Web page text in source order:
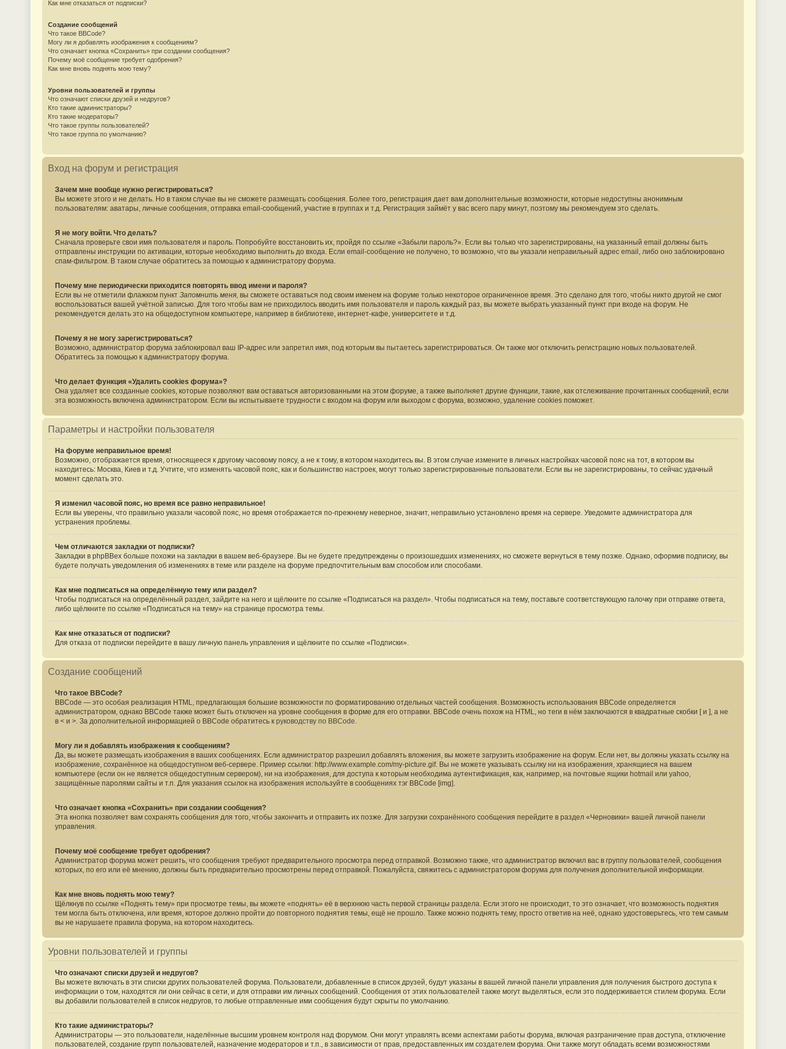
Как мне отказаться от подписки?
Создание сообщений
Что такое BBCode?
Могу ли я добавлять изображения к сообщениям?
Что означает кнопка «Сохранить» при создании сообщения?
Почему моё сообщение требует одобрения?
Как мне вновь поднять мою тему?
Уровни пользователей и группы
Что означают списки друзей и недругов?
Кто такие администраторы?
Кто такие модераторы?
Что такое группы пользователей?
Что такое группа по умолчанию?
Вход на форум и регистрация
Зачем мне вообще нужно регистрироваться?
Вы можете этого и не делать. Но в таком случае вы не сможете размещать сообщения. Более того, регистрация дает вам дополнительные возможности, которые недоступны анонимным
пользователям: аватары, личные сообщения, отправка email-сообщений, участие в группах и т.д. Регистрация займёт у вас всего пару минут, поэтому мы рекомендуем это сделать.
Я не могу войти. Что делать?
Сначала проверьте свои имя пользователя и пароль. Попробуйте восстановить их, пройдя по ссылке «Забыли пароль?». Если вы только что зарегистрированы, на указанный email должны быть
отправлены инструкции по активации, которые необходимо выполнить до входа. Если email-сообщение не получено, то возможно, что вы указали неправильный адрес email, либо оно заблокировано
спам-фильтром. В таком случае обратитесь за помощью к администратору форума.
Почему мне периодически приходится повторять ввод имени и пароля?
Если вы не отметили флажком пункт Запомнить меня, вы сможете оставаться под своим именем на форуме только некоторое ограниченное время. Это сделано для того, чтобы никто другой не смог
воспользоваться вашей учётной записью. Для того чтобы вам не приходилось вводить имя пользователя и пароль каждый раз, вы можете выбрать указанный пункт при входе на форум. Не
рекомендуется делать это на общедоступном компьютере, например в библиотеке, интернет-кафе, университете и т.д.
Почему я не могу зарегистрироваться?
Возможно, администратор форума заблокировал ваш IP-адрес или запретил имя, под которым вы пытаетесь зарегистрироваться. Он также мог отключить регистрацию новых пользователей.
Обратитесь за помощью к администратору форума.
Что делает функция «Удалить cookies форума»?
Она удаляет все созданные cookies, которые позволяют вам оставаться авторизованными на этом форуме, а также выполняет другие функции, такие, как отслеживание прочитанных сообщений, если
эта возможность включена администратором. Если вы испытываете трудности с входом на форум или выходом с форума, возможно, удаление cookies поможет.
Параметры и настройки пользователя
На форуме неправильное время!
Возможно, отображается время, относящееся к другому часовому поясу, а не к тому, в котором находитесь вы. В этом случае измените в личных настройках часовой пояс на тот, в котором вы
находитесь: Москва, Киев и т.д. Учтите, что изменять часовой пояс, как и большинство настроек, могут только зарегистрированные пользователи. Если вы не зарегистрированы, то сейчас удачный
момент сделать это.
Я изменил часовой пояс, но время все равно неправильное!
Если вы уверены, что правильно указали часовой пояс, но время отображается по-прежнему неверное, значит, неправильно установлено время на сервере. Уведомите администратора для
устранения проблемы.
Чем отличаются закладки от подписки?
Закладки в phpBBex больше похожи на закладки в вашем веб-браузере. Вы не будете предупреждены о произошедших изменениях, но сможете вернуться в тему позже. Однако, оформив подписку, вы
будете получать уведомления об изменениях в теме или разделе на форуме предпочтительным вам способом или способами.
Как мне подписаться на определённую тему или раздел?
Чтобы подписаться на определённый раздел, зайдите на него и щёлкните по ссылке «Подписаться на раздел». Чтобы подписаться на тему, поставьте соответствующую галочку при отправке ответа,
либо щёлкните по ссылке «Подписаться на тему» на странице просмотра темы.
Как мне отказаться от подписки?
Для отказа от подписки перейдите в вашу личную панель управления и щёлкните по ссылке «Подписки».
Создание сообщений
Что такое BBCode?
BBCode — это особая реализация HTML, предлагающая большие возможности по форматированию отдельных частей сообщения. Возможность использования BBCode определяется
администратором, однако BBCode также может быть отключен на уровне сообщения в форме для его отправки. BBCode очень похож на HTML, но теги в нём заключаются в квадратные скобки [ и ], а не
в < и >. За дополнительной информацией о BBCode обратитесь к руководству по BBCode.
Могу ли я добавлять изображения к сообщениям?
Да, вы можете размещать изображения в ваших сообщениях. Если администратор разрешил добавлять вложения, вы можете загрузить изображение на форум. Если нет, вы должны указать ссылку на
изображение, сохранённое на общедоступном веб-сервере. Пример ссылки: http://www.example.com/my-picture.gif. Вы не можете указывать ссылку ни на изображения, хранящиеся на вашем
компьютере (если он не является общедоступным сервером), ни на изображения, для доступа к которым необходима аутентификация, как, например, на почтовые ящики hotmail или yahoo,
защищённые паролями сайты и т.п. Для указания ссылок на изображения используйте в сообщениях тэг BBCode [img].
Что означает кнопка «Сохранить» при создании сообщения?
Эта кнопка позволяет вам сохранять сообщения для того, чтобы закончить и отправить их позже. Для загрузки сохранённого сообщения перейдите в раздел «Черновики» вашей личной панели
управления.
Почему моё сообщение требует одобрения?
Администратор форума может решить, что сообщения требуют предварительного просмотра перед отправкой. Возможно также, что администратор включил вас в группу пользователей, сообщения
которых, по его или её мнению, должны быть предварительно просмотрены перед отправкой. Пожалуйста, свяжитесь с администратором форума для получения дополнительной информации.
Как мне вновь поднять мою тему?
Щёлкнув по ссылке «Поднять тему» при просмотре темы, вы можете «поднять» её в верхнюю часть первой страницы раздела. Если этого не происходит, то это означает, что возможность поднятия
тем могла быть отключена, или время, которое должно пройти до повторного поднятия темы, ещё не прошло. Также можно поднять тему, просто ответив на неё, однако удостоверьтесь, что тем самым
вы не нарушаете правила форума, на котором находитесь.
Уровни пользователей и группы
Что означают списки друзей и недругов?
Вы можете включать в эти списки других пользователей форума. Пользователи, добавленные в список друзей, будут указаны в вашей личной панели управления для получения быстрого доступа к
информации о том, находятся ли они сейчас в сети, и для отправки им личных сообщений. Сообщения от этих пользователей также могут выделяться, если это поддерживается стилем форума. Если
вы добавили пользователей в список недругов, то любые отправленные ими сообщения будут скрыты по умолчанию.
Кто такие администраторы?
Администраторы — это пользователи, наделённые высшим уровнем контроля над форумом. Они могут управлять всеми аспектами работы форума, включая разграничение прав доступа, отключение
пользователей, создание групп пользователей, назначение модераторов и т.п., в зависимости от прав, предоставленных им создателем форума. Они также могут обладать всеми возможностями